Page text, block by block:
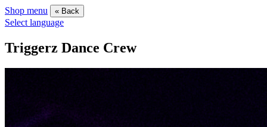
Shop menu « Back
Select language
Triggerz Dance Crew